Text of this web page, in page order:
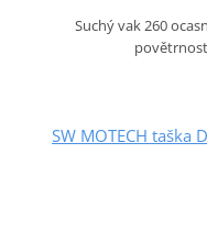
Suchý vak 260
SW MOTECH taška